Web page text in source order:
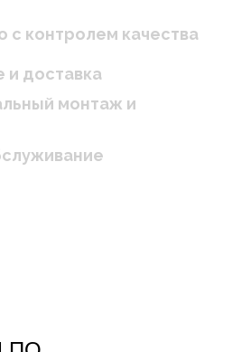
с контролем качества
и доставка
монтаж и